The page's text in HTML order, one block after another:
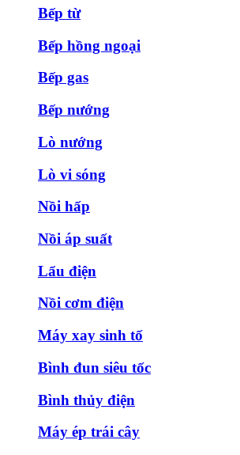
Bếp từ
Bếp hồng ngoại
Bếp gas
Bếp nướng
Lò nướng
Lò vi sóng
Nồi hấp
Nồi áp suất
Lẩu điện
Nồi cơm điện
Máy xay sinh tố
Bình đun siêu tốc
Bình thủy điện
Máy ép trái cây